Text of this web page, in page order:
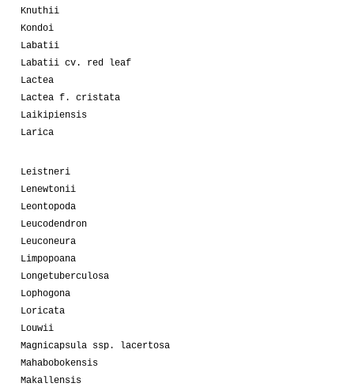
Knuthii
Kondoi
Labatii
Labatii cv. red leaf
Lactea
Lactea f. cristata
Laikipiensis
Larica
Leistneri
Lenewtonii
Leontopoda
Leucodendron
Leuconeura
Limpopoana
Longetuberculosa
Lophogona
Loricata
Louwii
Magnicapsula ssp. lacertosa
Mahabobokensis
Makallensis